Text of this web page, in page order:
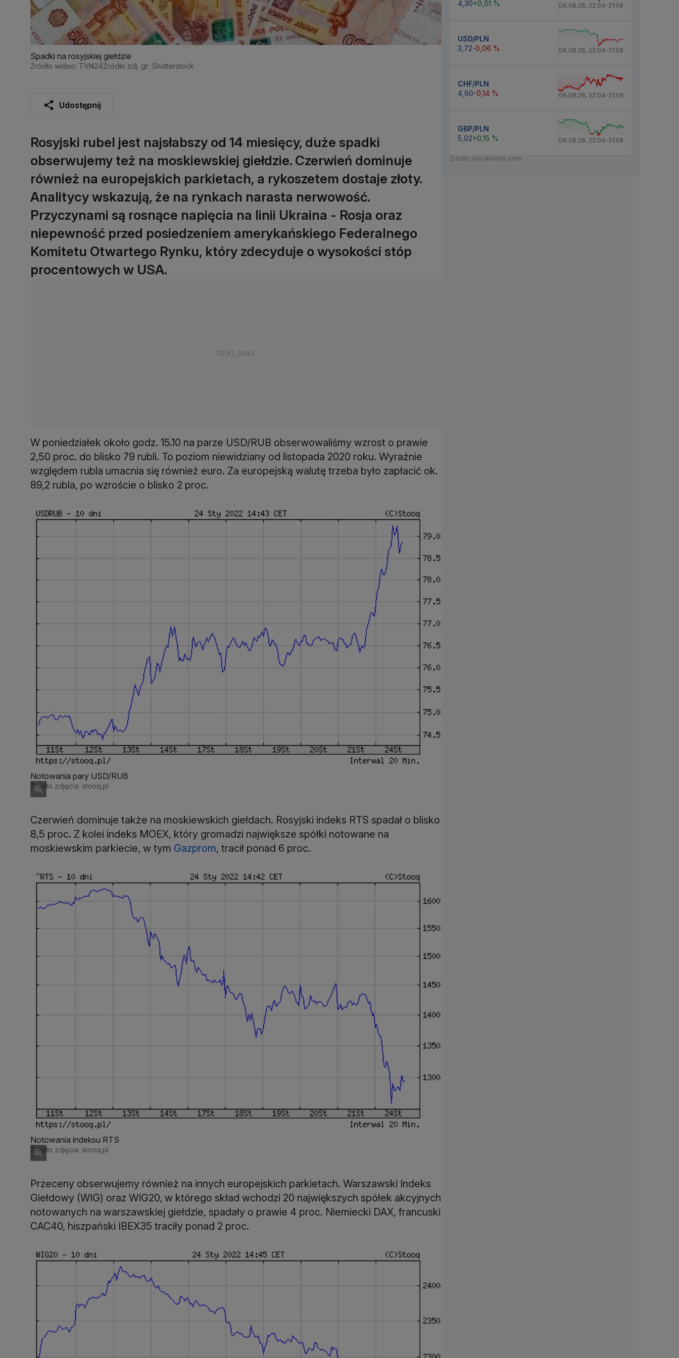
Spadki na rosyjskiej giełdzie
Źródło wideo: TVN24Źródło zdj. gł.: Shutterstock
Udostępnij
Rosyjski rubel jest najsłabszy od 14 miesięcy, duże spadki
obserwujemy też na moskiewskiej giełdzie. Czerwień dominuje
również na europejskich parkietach, a rykoszetem dostaje złoty.
Analitycy wskazują, że na rynkach narasta nerwowość.
Przyczynami są rosnące napięcia na linii Ukraina - Rosja oraz
niepewność przed posiedzeniem amerykańskiego Federalnego
Komitetu Otwartego Rynku, który zdecyduje o wysokości stóp
procentowych w USA.
W poniedziałek około godz. 15.10 na parze USD/RUB obserwowaliśmy wzrost o prawie
2,50 proc. do blisko 79 rubli. To poziom niewidziany od listopada 2020 roku. Wyraźnie
względem rubla umacnia się również euro. Za europejską walutę trzeba było zapłacić ok.
89,2 rubla, po wzroście o blisko 2 proc.
Notowania pary USD/RUB
Źródło zdjęcia: stooq.pl
Czerwień dominuje także na moskiewskich giełdach. Rosyjski indeks RTS spadał o blisko
8,5 proc. Z kolei indeks MOEX, który gromadzi największe spółki notowane na
moskiewskim parkiecie, w tym Gazprom, tracił ponad 6 proc.
Notowania indeksu RTS
Źródło zdjęcia: stooq.pl
Przeceny obserwujemy również na innych europejskich parkietach. Warszawski Indeks
Giełdowy (WIG) oraz WIG20, w którego skład wchodzi 20 największych spółek akcyjnych
notowanych na warszawskiej giełdzie, spadały o prawie 4 proc. Niemiecki DAX, francuski
CAC40, hiszpański IBEX35 traciły ponad 2 proc.
4,30+0,01 % 06.08.26, 22:04-21:58
USD/PLN
3,72-0,06 % 06.08.26, 22:04-21:58
CHF/PLN
4,60-0,14 % 06.08.26, 22:04-21:58
GBP/PLN
5,02+0,15 % 06.08.26, 22:04-21:58
Źródło: via24online.com